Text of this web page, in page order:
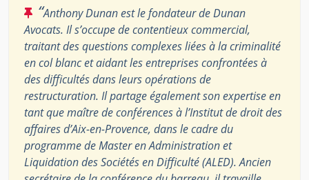
“Anthony Dunan est le fondateur de Dunan
Avocats. Il s’occupe de contentieux commercial,
traitant des questions complexes liées à la criminalité
en col blanc et aidant les entreprises confrontées à
des difficultés dans leurs opérations de
restructuration. Il partage également son expertise en
tant que maître de conférences à l’Institut de droit des
affaires d’Aix-en-Provence, dans le cadre du
programme de Master en Administration et
Liquidation des Sociétés en Difficulté (ALED). Ancien